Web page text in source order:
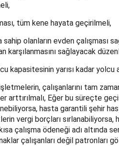
tüm kene hayata geçirilmeli,
sahip olanların evden çalışması
karşılanmasını sağlayacak
kapasitesinin yarısı kadar yolcu
çalışanlarını tam
arttırılmalı, Eğer bu süreçte
hasta garantili şehir
vergi borçları sırlanabiliyorsa,
çalışma ödeneği adı altında
çalışanları değil patronları